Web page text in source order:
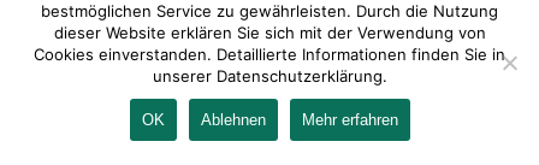
IMPRESSUM KONTAKT AGB DATENSCHUTZ
bestmöglichen Service zu gewährleisten. Durch die Nutzung
dieser Website erklären Sie sich mit der Verwendung von
Cookies einverstanden. Detaillierte Informationen finden Sie in
unserer Datenschutzerklärung.
OK Ablehnen Mehr erfahren